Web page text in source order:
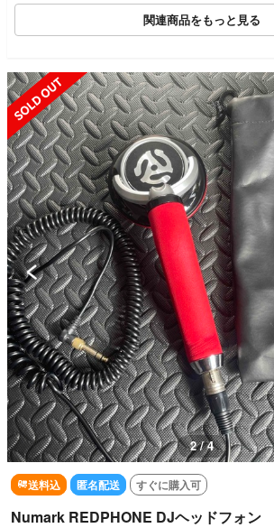
関連商品をもっと見る
SOLD OUT
2 / 4
送料込 匿名配送 すぐに購入可
Numark REDPHONE DJヘッドフォン